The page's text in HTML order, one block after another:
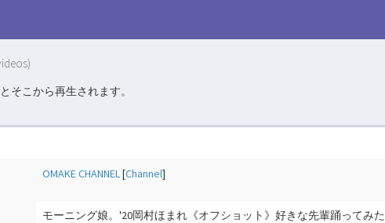
そこから再生されます。
OMAKE CHANNEL [Channel]
モーニング娘。'20岡村ほまれ《オフショット》好きな先輩踊ってみた